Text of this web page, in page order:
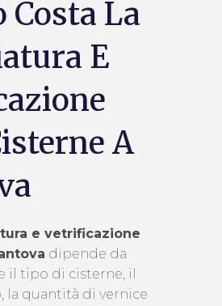
Costa La
E
A
e vetrificazione
dipende da
il tipo di cisterne, il
la quantità di vernice